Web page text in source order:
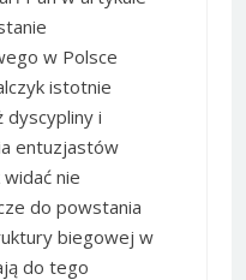
w Polsce
istotnie
dyscypliny i
entuzjastów
nie
do powstania
biegowej w
do tego